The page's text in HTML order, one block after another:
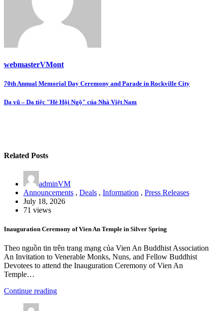
webmasterVMont
Post
navigation
70th Annual Memorial Day Ceremony and Parade in Rockville City
Dạ vũ – Dạ tiệc "Hè Hội Ngộ" của Nhà Việt Nam
Related Posts
adminVM
Announcements , Deals , Information , Press Releases
July 18, 2026
71 views
Inauguration Ceremony of Vien An Temple in Silver Spring
Theo nguồn tin trên trang mạng của Vien An Buddhist Association
An Invitation to Venerable Monks, Nuns, and Fellow Buddhist
Devotees to attend the Inauguration Ceremony of Vien An
Temple…
Continue reading